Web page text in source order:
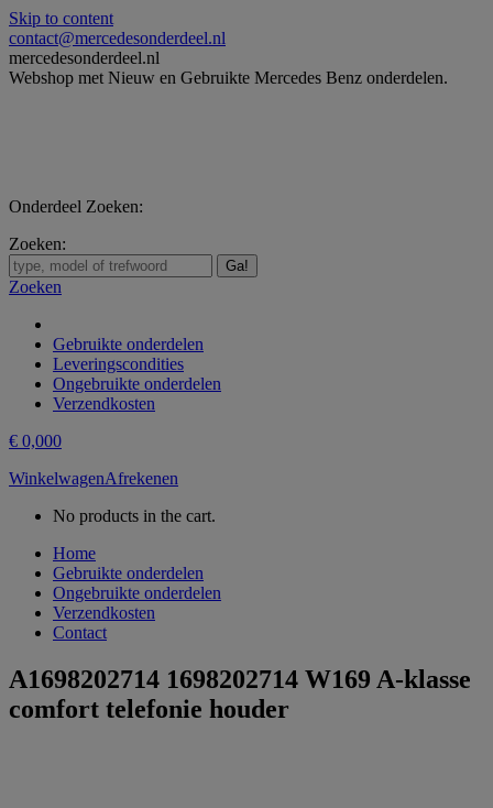
Skip to content
contact@mercedesonderdeel.nl
mercedesonderdeel.nl
Webshop met Nieuw en Gebruikte Mercedes Benz onderdelen.
Onderdeel Zoeken:
Zoeken:
Zoeken
Gebruikte onderdelen
Leveringscondities
Ongebruikte onderdelen
Verzendkosten
€ 0,000
WinkelwagenAfrekenen
No products in the cart.
Home
Gebruikte onderdelen
Ongebruikte onderdelen
Verzendkosten
Contact
A1698202714 1698202714 W169 A-klasse
comfort telefonie houder